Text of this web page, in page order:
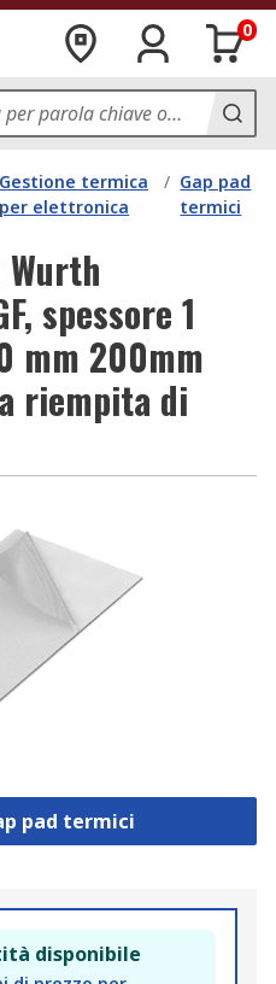
0
Gestione termica
per elettronica
/ Gap pad
termici
spessore 1
mm 200mm
riempita di
pad termici
disponibile